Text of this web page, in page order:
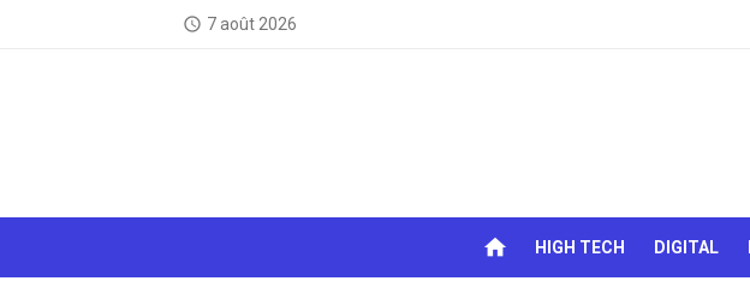
access_time 7 août 2026
home HIGH TECH DIGITAL